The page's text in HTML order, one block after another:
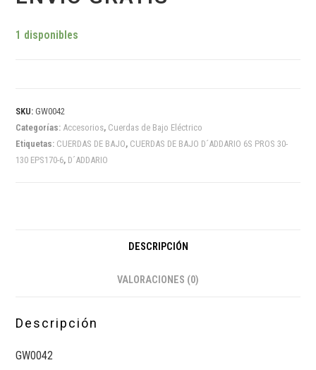
1 disponibles
SKU:GW0042
Categorías: Accesorios, Cuerdas de Bajo Eléctrico
Etiquetas: CUERDAS DE BAJO, CUERDAS DE BAJO D´ADDARIO 6S PROS 30-
130 EPS170-6, D´ADDARIO
DESCRIPCIÓN
VALORACIONES (0)
Descripción
GW0042